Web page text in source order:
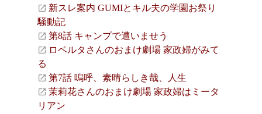
新スレ案内 GUMIとキル夫の学園お祭り
騒動記
第8話 キャンプで遭いませう
ロベルタさんのおまけ劇場 家政婦がみて
る
第7話 嗚呼、素晴らしき哉、人生
茉莉花さんのおまけ劇場 家政婦はミータ
リアン